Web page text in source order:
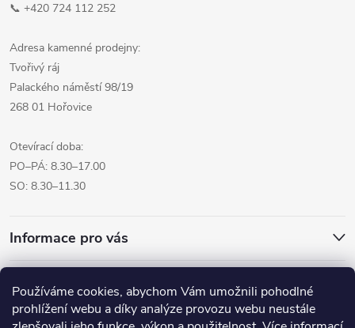
Používáme cookies, abychom Vám umožnili pohodlné
prohlížení webu a díky analýze provozu webu neustále
📞 +420 724 112 252
Adresa kamenné prodejny:
Tvořivý ráj
Palackého náměstí 98/19
268 01 Hořovice
Otevírací doba:
PO–PÁ: 8.30–17.00
SO: 8.30–11.30
Informace pro vás
Přijímáme online platby